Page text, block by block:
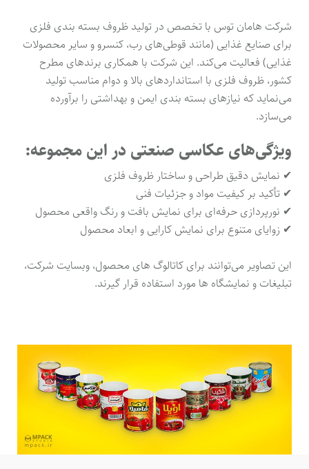
شرکت هامان توس با تخصص در تولید ظروف بسته بندی فلزی
برای صنایع غذایی (مانند قوطی‌های رب، کنسرو و سایر محصولات
غذایی) فعالیت می‌کند. این شرکت با همکاری برندهای مطرح
کشور، ظروف فلزی با استانداردهای بالا و دوام مناسب تولید
می‌نماید که نیازهای بسته ‌بندی ایمن و بهداشتی را برآورده
می‌سازد.
ویژگی‌های عکاسی صنعتی در این مجموعه:
✔ نمایش دقیق طراحی و ساختار ظروف فلزی
✔ تأکید بر کیفیت مواد و جزئیات فنی
✔ نورپردازی حرفه‌ای برای نمایش بافت و رنگ واقعی محصول
✔ زوایای متنوع برای نمایش کارایی و ابعاد محصول
این تصاویر می‌توانند برای کاتالوگ های محصول، وبسایت شرکت،
تبلیغات و نمایشگاه ها مورد استفاده قرار گیرند.